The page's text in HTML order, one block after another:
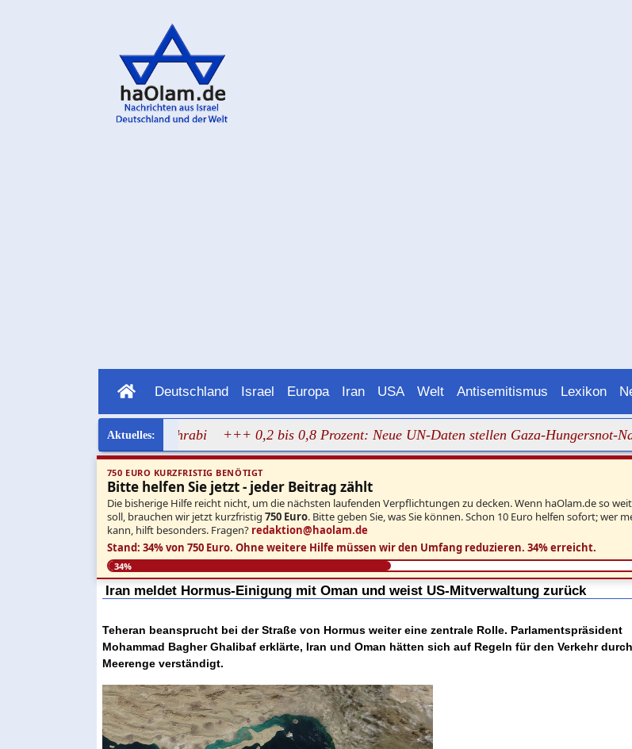
Deutschland Israel Europa Iran USA Welt Antisemitismus Lexikon
Bild von Dalal Mughrabi +++ 0,2 bis 0,8 Prozent: Neue UN-Daten stellen Gaza-Hungersnot-Narrativ
750 EURO KURZFRISTIG BENÖTIGT
Bitte helfen Sie jetzt - jeder Beitrag zählt
Die bisherige Hilfe reicht nicht, um die nächsten laufenden Verpflichtungen zu decken. Wenn haOlam.de so
soll, brauchen wir jetzt kurzfristig 750 Euro. Bitte geben Sie, was Sie können. Schon 10 Euro helfen sofort; wer
kann, hilft besonders. Fragen? redaktion@haolam.de
Stand: 34% von 750 Euro. Ohne weitere Hilfe müssen wir den Umfang reduzieren. 34% erreicht.
34%
Iran meldet Hormus-Einigung mit Oman und weist US-Mitverwaltung zurück
Teheran beansprucht bei der Straße von Hormus weiter eine zentrale Rolle. Parlamentspräsident
Mohammad Bagher Ghalibaf erklärte, Iran und Oman hätten sich auf Regeln für den Verkehr
Meerenge verständigt.